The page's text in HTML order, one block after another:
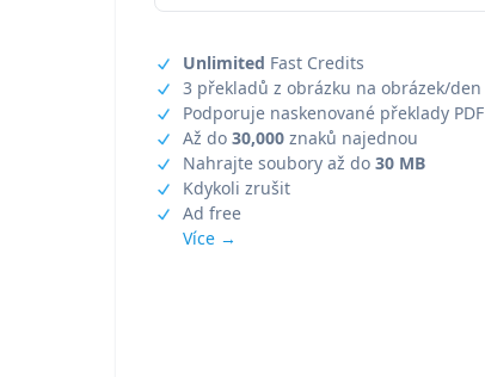
Unlimited Fast Credits
3 překladů z obrázku na obrázek/den
Podporuje naskenované překlady PDF
Až do 30,000 znaků najednou
Nahrajte soubory až do 30 MB
Kdykoli zrušit
Ad free
Více →